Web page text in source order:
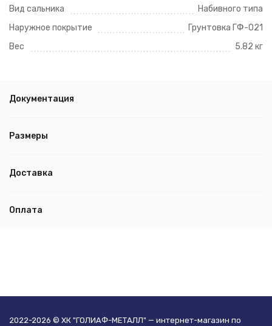
Вид сальника
Набивного типа
Наружное покрытие
Грунтовка ГФ-021
Вес
5.82 кг
Документация
Размеры
Доставка
Оплата
2022-2026 © ХК "ГОЛИАФ-МЕТАЛЛ" — интернет-магазин по